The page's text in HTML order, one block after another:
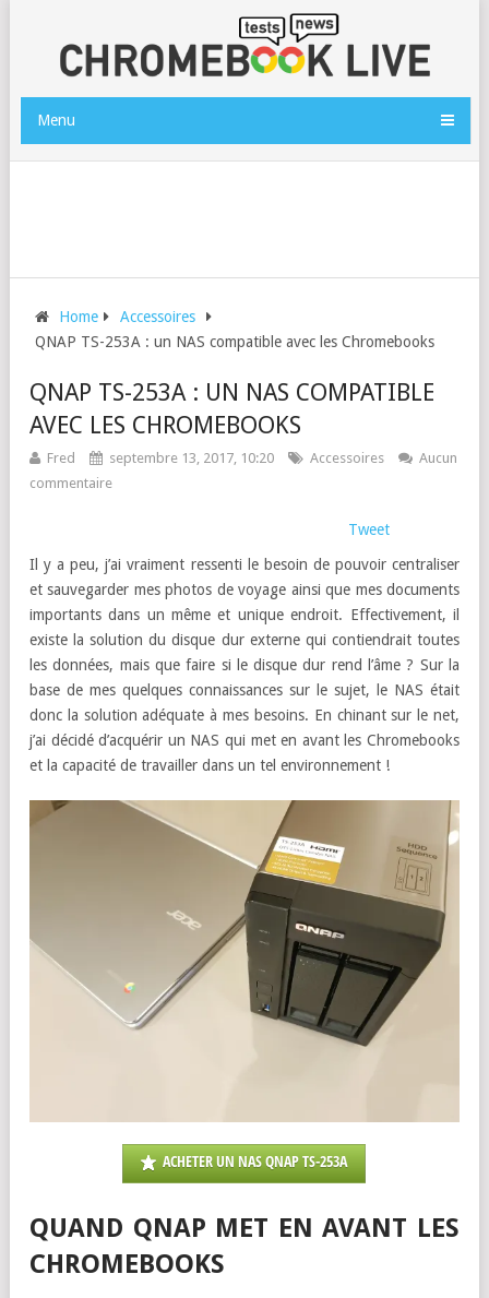
Menu
Home
Accessoires
QNAP TS-253A : un NAS compatible avec les Chromebooks
QNAP TS-253A : UN NAS COMPATIBLE
AVEC LES CHROMEBOOKS
Fred septembre 13, 2017, 10:20 Accessoires
Aucun
commentaire
Tweet
Il y a peu, j’ai vraiment ressenti le besoin de pouvoir centraliser
et sauvegarder mes photos de voyage ainsi que mes documents
importants dans un même et unique endroit. Effectivement, il
existe la solution du disque dur externe qui contiendrait toutes
les données, mais que faire si le disque dur rend l’âme ? Sur la
base de mes quelques connaissances sur le sujet, le NAS était
donc la solution adéquate à mes besoins. En chinant sur le net,
j’ai décidé d’acquérir un NAS qui met en avant les Chromebooks
et la capacité de travailler dans un tel environnement !
ACHETER UN NAS QNAP TS-253A
QUAND QNAP MET EN AVANT LES
CHROMEBOOKS